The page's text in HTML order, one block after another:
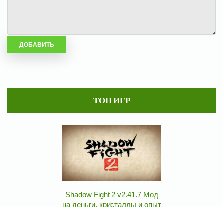
ТОП ИГР
Shadow Fight 2 v2.41.7 Мод
на деньги, кристаллы и опыт